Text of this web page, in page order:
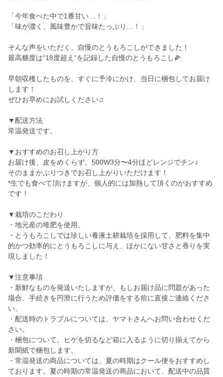
「今年食べた中で1番甘い…！」
「味が濃く、風味豊かで旨味たっぷり…！」
そんな声をいただく、自慢のとうもろこしができました！
最高糖度は“18度超え“を記録した自慢のとうもろこし🌽
早朝収穫したものを、すぐに予冷にかけ、当日に梱包してお届け
します！
ぜひお早めにお試しください♫
▼配送方法
常温発送です。
▼おすすめのお召し上がり方
お届け後、皮をめくらず、500W3分〜4分ほどレンジでチン♪
そのままかぶりつきでお召し上がりいただけます！
*生でも食べて頂けますが、個人的には加熱して頂くのがおすすめ
です！
▼栽培のこだわり
・地元産の堆肥を使用。
・とうもろこしでは珍しい養液土耕栽培を採用して、肥料を集中
的かつ効率的にとうもろこしに与え、ほかにない甘さと香りを実
現しました！
▼注意事項
・新鮮なものを発送いたしますが、もしお届け品に問題があった
場合、手続きを円滑に行うため評価をする前に直接ご連絡くださ
い。
・配送時のトラブルについては、ヤマトさんへお問い合わせくだ
さい。
・梱包について、ヒゲを切るなど箱に入るように切り揃えてから
新聞紙で梱包します。
・常温発送の商品については、夏の時期はクール便をおすすめし
ております。夏の時期の常温発送の商品において、配送中の品質